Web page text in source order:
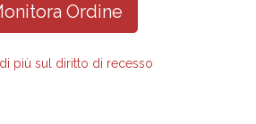
Ordine
più sul diritto di recesso